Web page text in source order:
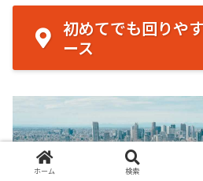
初めてでも回りや
ース
ホーム 検索